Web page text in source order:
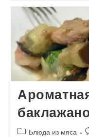
РубрикаБлюда из мяса